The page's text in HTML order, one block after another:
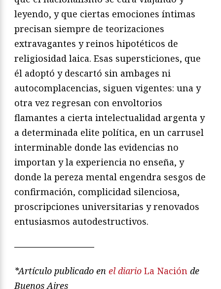
leyendo, y que ciertas emociones íntimas
precisan siempre de teorizaciones
extravagantes y reinos hipotéticos de
religiosidad laica. Esas supersticiones, que
él adoptó y descartó sin ambages ni
autocomplacencias, siguen vigentes: una y
otra vez regresan con envoltorios
flamantes a cierta intelectualidad argenta y
a determinada elite política, en un carrusel
interminable donde las evidencias no
importan y la experiencia no enseña, y
donde la pereza mental engendra sesgos de
confirmación, complicidad silenciosa,
proscripciones universitarias y renovados
entusiasmos autodestructivos.
—————————
*Artículo publicado en el diario La Nación de
Buenos Aires